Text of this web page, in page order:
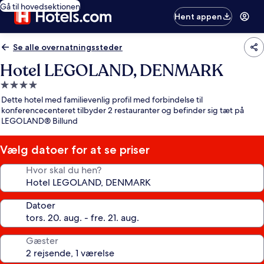
Gå til hovedsektionen
Hent appen
Se alle overnatningssteder
Hotel LEGOLAND, DENMARK
4.0-
stjernet
overnatningssted
Dette hotel med familievenlig profil med forbindelse til
konferencecenteret tilbyder 2 restauranter og befinder sig tæt på
LEGOLAND® Billund
Vælg datoer for at se priser
Hvor skal du hen?
Datoer
Gæster